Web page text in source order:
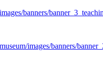
banners/
images/banners/